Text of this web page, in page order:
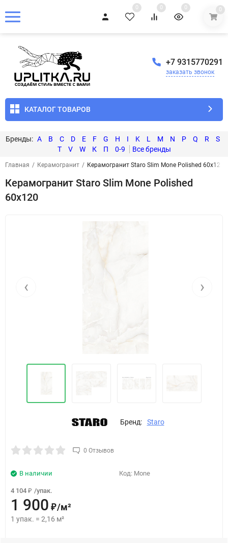
0 0 0 0
+7 9315770291
заказать звонок
КАТАЛОГ ТОВАРОВ
A B C D E F G H I K L M N P Q R
S
T
V W К П 0-9
Главная / Керамогранит / Керамогранит Staro Slim Mone Polished 60x120
Керамогранит Staro Slim Mone Polished
60x120
‹ ›
Бренд: Staro
0 Отзывов
Код: Mone
В наличии
4 104 ₽ /упак.
1 900 ₽/м²
1 упак. = 2,16 м²